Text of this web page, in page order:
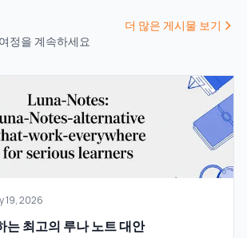
정을 계속하세요
더 많은 게시물 보기
19, 2026
는 최고의 루나 노트 대안